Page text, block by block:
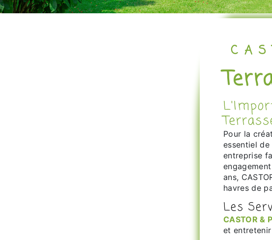
L'Importance de Choisir le Bon Poseur de
Pour la
essentiel de
entreprise
ans,
havres de
Les
CASTOR &
et